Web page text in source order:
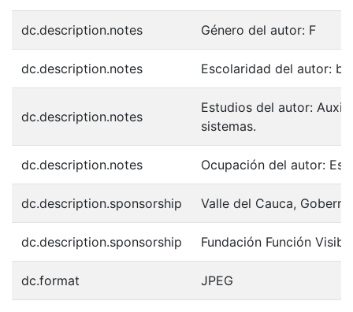
dc.description.notes Género del autor: F
dc.description.notes Escolaridad del autor:
dc.description.notes
Estudios del autor:
sistemas.
dc.description.notes Ocupación del autor:
dc.description.sponsorship Valle del Cauca,
dc.description.sponsorship Fundación Función
dc.format JPEG